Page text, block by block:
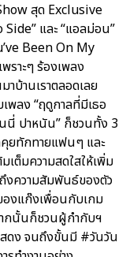
สุด Exclusive
Side” และ “แอลม่อน”
Been On My
ราะๆ ร้องเพลง
บ้านเราตลอดเลย
ลง “ฤดูกาลที่มีเธอ
นี่ ปาหนัน” ก็ชวนทั้ง 3
ยทักทายแฟนๆ และ
ต็มความสดใสให้เพิ่ม
งความสัมพันธ์ของตัว
งแก๊งเพื่อนกับเกม
กนั้นก็ชวนผู้กำกับฯ
สดง จนถึงขั้นมี #วันวัน